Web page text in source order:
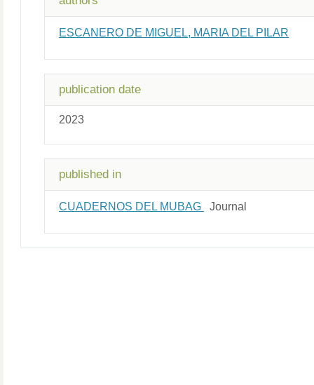
ESCANERO DE MIGUEL, MARIA DEL PILAR
publication date
2023
published in
CUADERNOS DEL MUBAG Journal